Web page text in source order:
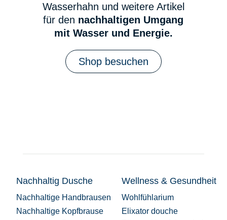
Wasserhahn und weitere Artikel
für den nachhaltigen Umgang
mit Wasser und Energie.
Shop besuchen
Nachhaltig Dusche
Nachhaltige Handbrausen
Nachhaltige Kopfbrause
Wellness & Gesundheit
Wohlfühlarium
Elixator douche